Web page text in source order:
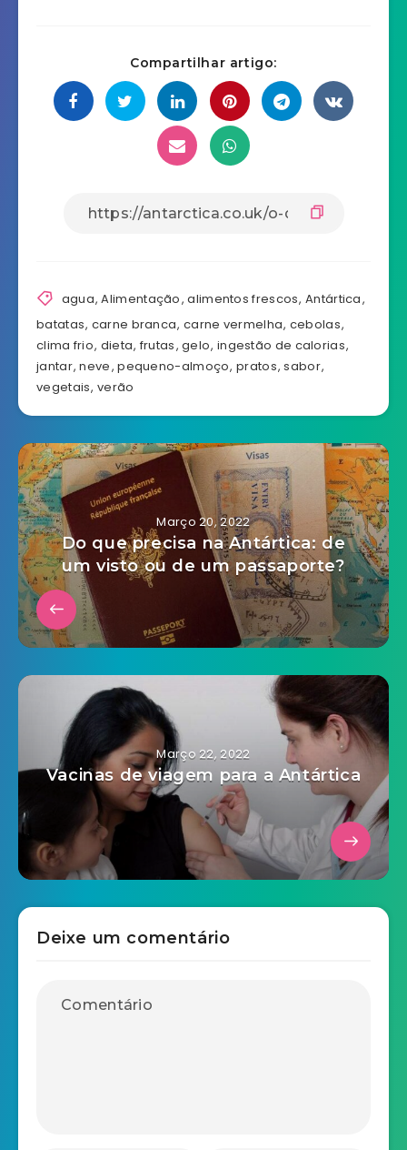
Compartilhar artigo:
agua,Alimentação,alimentos frescos,Antártica,
batatas, carne branca, carne vermelha, cebolas,
clima frio, dieta, frutas,gelo, ingestão de calorias,
jantar,neve,pequeno-almoço,pratos,sabor,
vegetais,verão
Março 20, 2022
Do que precisa na Antártica: de
um visto ou de um passaporte?
Março 22, 2022
Vacinas de viagem para a Antártica
Deixe um comentário